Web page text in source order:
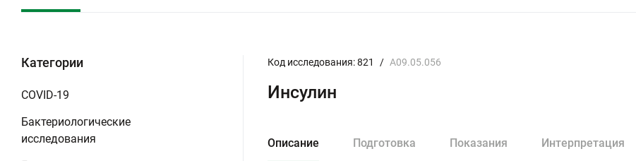
Категории
COVID-19
Бактериологические
исследования
Код исследования: 821 / A09.05.056
Инсулин
Описание Подготовка Показания Интерпретация